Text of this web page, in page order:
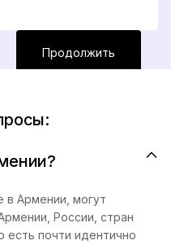
Продолжить
в Армении, могут
России, стран
есть почти идентично